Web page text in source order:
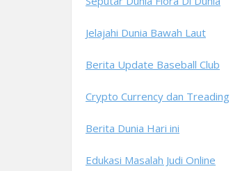
Jelajahi Dunia Bawah Laut
Berita Update Baseball Club
Crypto Currency dan Treading
Berita Dunia Hari ini
Edukasi Masalah Judi Online